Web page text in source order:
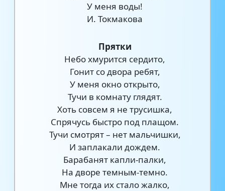
У меня воды!
И. Токмакова
Прятки
Небо хмурится сердито,
Гонит со двора ребят,
У меня окно открыто,
Тучи в комнату глядят.
Хоть совсем я не трусишка,
Спрячусь быстро под плащом.
Тучи смотрят – нет мальчишки,
И заплакали дождем.
Барабанят капли-палки,
На дворе темным-темно.
Мне тогда их стало жалко,